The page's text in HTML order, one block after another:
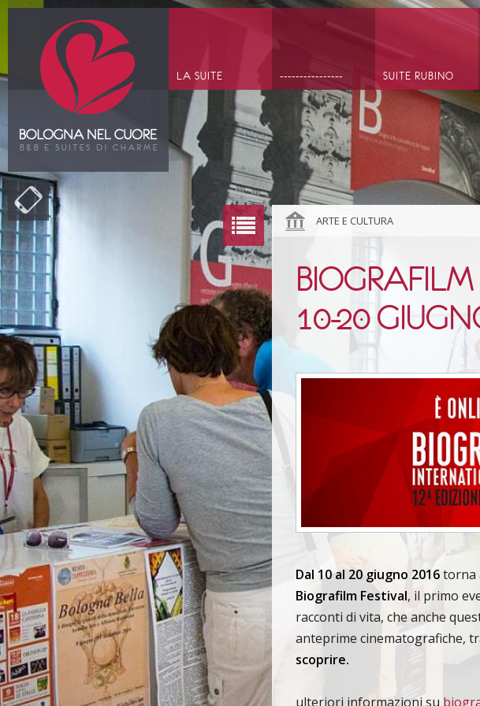
ARTE E CULTURA
10-20
Dal 10 al 20 giugno 2016torna
Biografilm Festival, il primo
racconti di vita, che anche
anteprime cinematografiche,
scoprire.
ulteriori informazioni su
LA SUITE ---------------- SUITE RUBINO